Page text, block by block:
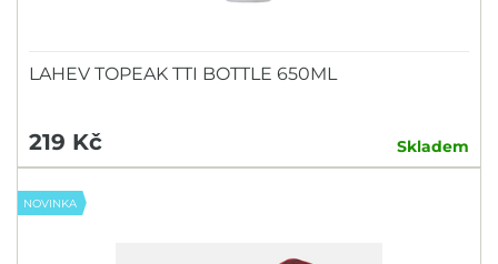
LAHEV TOPEAK TTI BOTTLE 650ML
219 Kč Skladem
NOVINKA